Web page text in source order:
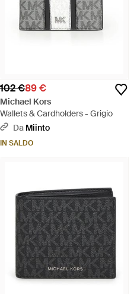
102 €89 €
Michael Kors
Wallets & Cardholders - Grigio
Da Miinto
IN SALDO